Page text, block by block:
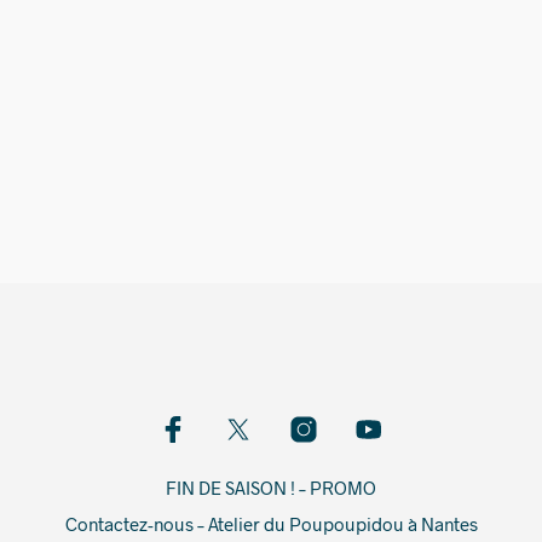
FIN DE SAISON ! – PROMO
Contactez-nous – Atelier du Poupoupidou à Nantes